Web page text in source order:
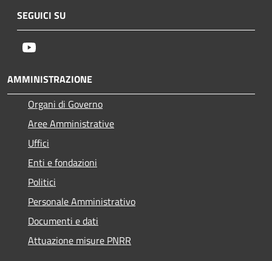
SEGUICI SU
AMMINISTRAZIONE
Organi di Governo
Aree Amministrative
Uffici
Enti e fondazioni
Politici
Personale Amministrativo
Documenti e dati
Attuazione misure PNRR